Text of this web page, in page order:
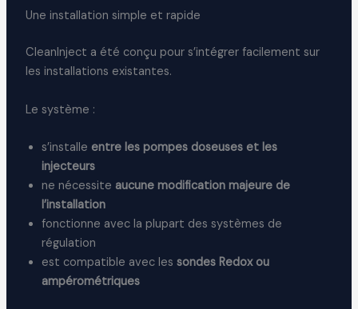
Une installation simple et rapide
CleanInject a été conçu pour s’intégrer facilement sur
les installations existantes.
Le système :
s’installe entre les pompes doseuses et les
injecteurs
ne nécessite aucune modification majeure de
l’installation
fonctionne avec la plupart des systèmes de
régulation
est compatible avec les sondes Redox ou
ampérométriques